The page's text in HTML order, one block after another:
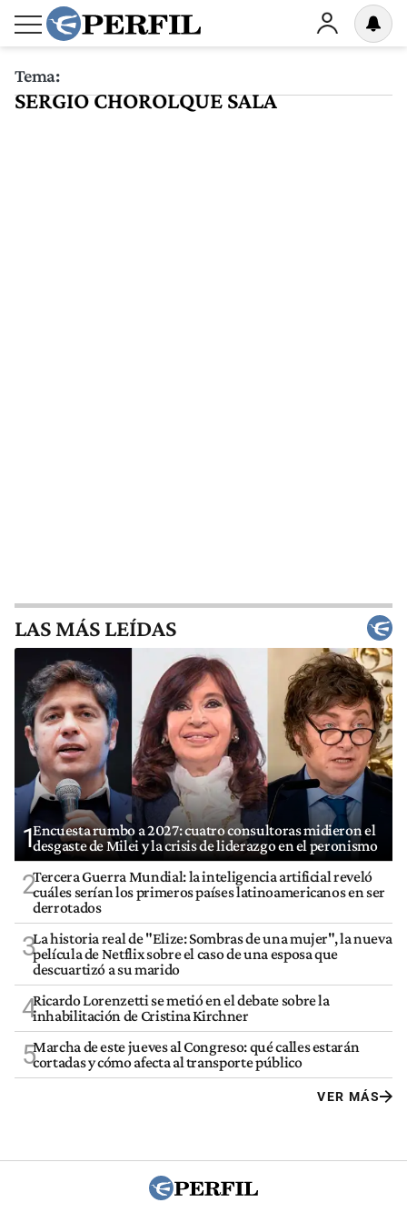
Tema:
SERGIO CHOROLQUE SALA
LAS MÁS LEÍDAS
1Encuesta rumbo a 2027: cuatro consultoras midieron el
desgaste de Milei y la crisis de liderazgo en el peronismo
2Tercera Guerra Mundial: la inteligencia artificial reveló
cuáles serían los primeros países latinoamericanos en ser
derrotados
3La historia real de "Elize: Sombras de una mujer", la nueva
película de Netflix sobre el caso de una esposa que
descuartizó a su marido
4Ricardo Lorenzetti se metió en el debate sobre la
inhabilitación de Cristina Kirchner
5Marcha de este jueves al Congreso: qué calles estarán
cortadas y cómo afecta al transporte público
VER MÁS